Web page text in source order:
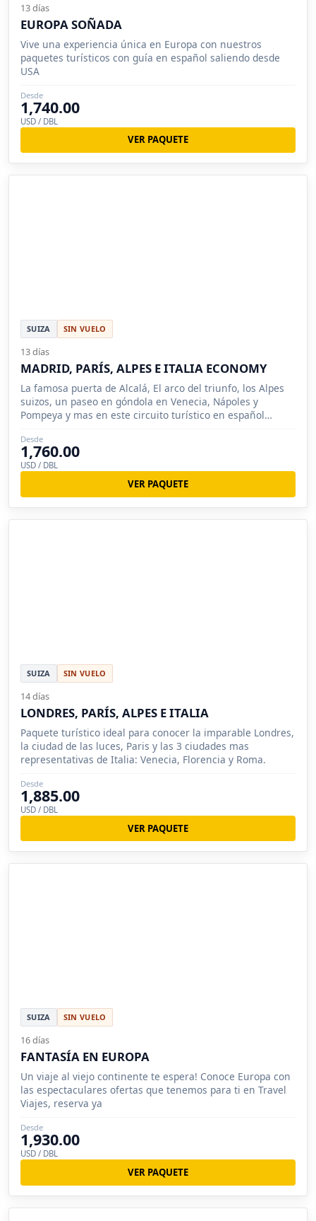
13 días
EUROPA SOÑADA
Vive una experiencia única en Europa con nuestros
paquetes turísticos con guía en español saliendo desde
USA
Desde
1,740.00
USD / DBL
VER PAQUETE
SUIZA SIN VUELO
13 días
MADRID, PARÍS, ALPES E ITALIA ECONOMY
La famosa puerta de Alcalá, El arco del triunfo, los Alpes
suizos, un paseo en góndola en Venecia, Nápoles y
Pompeya y mas en este circuito turístico en español
Desde
1,760.00
USD / DBL
VER PAQUETE
SUIZA SIN VUELO
14 días
LONDRES, PARÍS, ALPES E ITALIA
Paquete turístico ideal para conocer la imparable Londres,
la ciudad de las luces, Paris y las 3 ciudades mas
representativas de Italia: Venecia, Florencia y Roma.
Desde
1,885.00
USD / DBL
VER PAQUETE
SUIZA SIN VUELO
16 días
FANTASÍA EN EUROPA
Un viaje al viejo continente te espera! Conoce Europa con
las espectaculares ofertas que tenemos para ti en Travel
Viajes, reserva ya
Desde
1,930.00
USD / DBL
VER PAQUETE